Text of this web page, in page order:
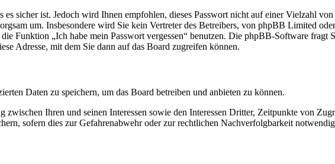
sicher ist. Jedoch wird Ihnen empfohlen, dieses Passwort nicht auf einer Vielzahl
um. Insbesondere wird Sie kein Vertreter des Betreibers, von phpBB Limited
Funktion „Ich habe mein Passwort vergessen“ benutzen. Die phpBB-Software fragt
Adresse, mit dem Sie dann auf das Board zugreifen können.
Daten zu speichern, um das Board betreiben und anbieten zu können.
zwischen Ihren und seinen Interessen sowie den Interessen Dritter, Zeitpunkte von
sofern dies zur Gefahrenabwehr oder zur rechtlichen Nachverfolgbarkeit